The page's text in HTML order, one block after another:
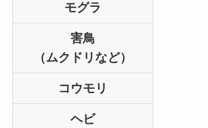
モグラ
害鳥
（ムクドリなど）
コウモリ
ヘビ